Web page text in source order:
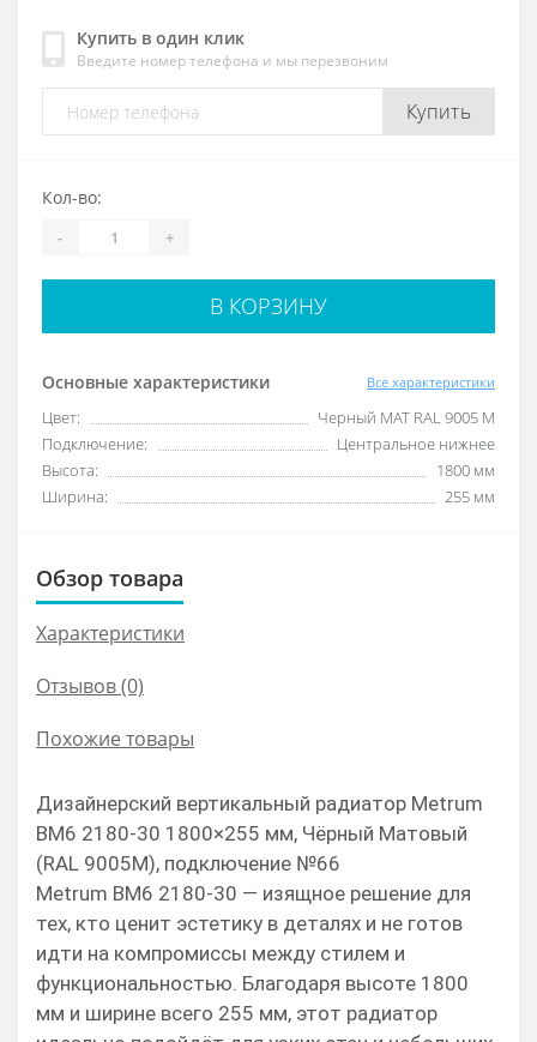
Купить в один клик
Введите номер телефона и мы перезвоним
Купить
Основные характеристики Все характеристики
Цвет:
Черный МАТ RAL 9005 M
Подключение:
Центральное нижнее
Высота:
1800 мм
Ширина:
255 мм
Кол-во:
- +
В КОРЗИНУ
Обзор товара
Характеристики
Отзывов (0)
Похожие товары
Дизайнерский вертикальный радиатор Metrum
BM6 2180-30 1800×255 мм, Чёрный Матовый
(RAL 9005M), подключение №66
Metrum BM6 2180-30 — изящное решение для
тех, кто ценит эстетику в деталях и не готов
идти на компромиссы между стилем и
функциональностью. Благодаря высоте 1800
мм и ширине всего 255 мм, этот радиатор